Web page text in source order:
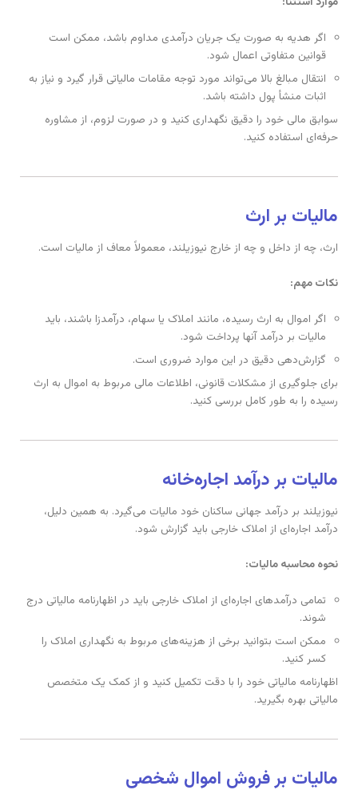
اگر هدیه به صورت یک جریان درآمدی مداوم باشد، ممکن است
قوانین متفاوتی اعمال شود.
انتقال مبالغ بالا می‌تواند مورد توجه مقامات مالیاتی قرار گیرد و نیاز به
اثبات منشأ پول داشته باشد.
سوابق مالی خود را دقیق نگهداری کنید و در صورت لزوم، از مشاوره
حرفه‌ای استفاده کنید.
مالیات بر ارث
ارث، چه از داخل و چه از خارج نیوزیلند، معمولاً معاف از مالیات است.
نکات مهم:
اگر اموال به ارث رسیده، مانند املاک یا سهام، درآمدزا باشند، باید
مالیات بر درآمد آنها پرداخت شود.
گزارش‌دهی دقیق در این موارد ضروری است.
برای جلوگیری از مشکلات قانونی، اطلاعات مالی مربوط به اموال به ارث
رسیده را به طور کامل بررسی کنید.
مالیات بر درآمد اجاره‌خانه
نیوزیلند بر درآمد جهانی ساکنان خود مالیات می‌گیرد. به همین دلیل،
درآمد اجاره‌ای از املاک خارجی باید گزارش شود.
نحوه محاسبه مالیات:
تمامی درآمدهای اجاره‌ای از املاک خارجی باید در اظهارنامه مالیاتی درج
شوند.
ممکن است بتوانید برخی از هزینه‌های مربوط به نگهداری املاک را
کسر کنید.
اظهارنامه مالیاتی خود را با دقت تکمیل کنید و از کمک یک متخصص
مالیاتی بهره بگیرید.
مالیات بر فروش اموال شخصی